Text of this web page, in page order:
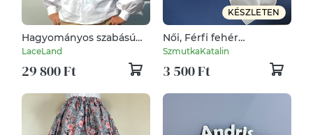
Hagyományos szabású
hímzett paraszting,
LaceLand
29 800 Ft
KÉSZLETEN
Női, Férfi fehér
hernyóselyem sál -
SzmutkaKatalin
3 500 Ft